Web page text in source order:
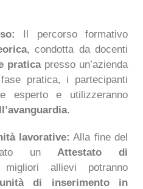
Il percorso formativo
, condotta da docenti
praticapresso un’azienda
pratica, i partecipanti
esperto e utilizzeranno
.
lavorative: Alla fine del
un Attestato di
allievi potranno
di inserimento in